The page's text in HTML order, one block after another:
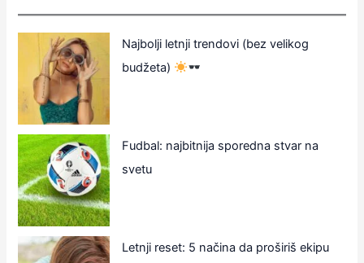
Najbolji letnji trendovi (bez velikog
budžeta)
Fudbal: najbitnija sporedna stvar na
svetu
Letnji reset: 5 načina da proširiš ekipu